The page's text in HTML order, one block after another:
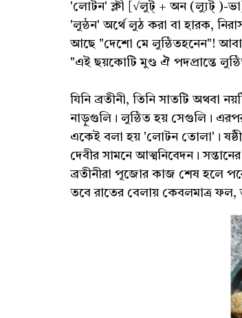
'লোটন' ক্লী [√লুট্‌ + অন (ল্যুট্ )-ভা]
'লুন্ঠন' অর্থে লুঠ করা বা হারক,
আছে "দেশো মে লুন্ঠিতহনেন"! আবার
"এই ছয়কোটি মুণ্ড ঐ পদপ্রান্তে
যিনি ব্রতীনী, তিনি সাতটি অথবা
নাড়ুগুলি। লুন্ঠিত হয় সেগুলি।
একেই বলা হয় 'লোটন তোলা'।
দেবীর সামনে আত্মনিবেদন।
ব্রতীনীরা পূজোর কাজ শেষ হলে
তবে রাতের বেলায় কেবলমাত্র ফল,